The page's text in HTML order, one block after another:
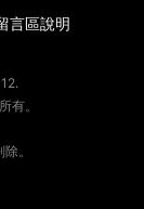
有。
。
言區說明